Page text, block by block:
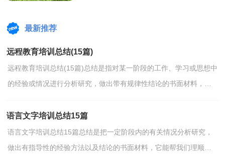
最新推荐
远程教育培训总结(15篇)
远程教育培训总结(15篇)总结是指对某一阶段的工作、学习或思想中
的经验或情况进行分析研究，做出带有规律性结论的书面材料，通
语言文字培训总结15篇
语言文字培训总结15篇总结是把一定阶段内的有关情况分析研究，
做出有指导性的经验方法以及结论的书面材料，它能帮我们理顺知